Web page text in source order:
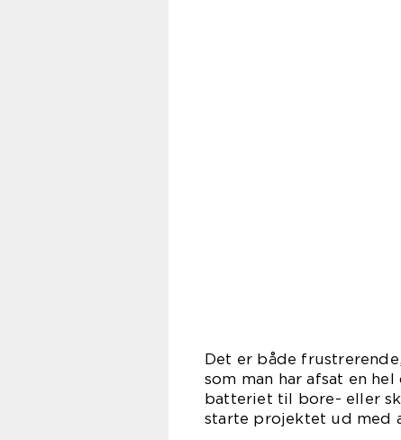
Det er både
som man har afsat en
batteriet til bore- eller
starte projektet ud med